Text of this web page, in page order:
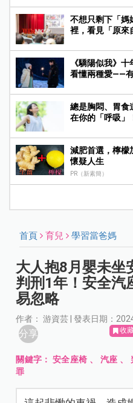
不想只剩下「媽
裡，看見「原來
《驕陽似我》
看懂兩種愛——有
總是胸悶、胃食
在你的「呼吸」
減肥首選，檸檬
懷疑人生
PR（新素簡）
首頁 育兒 學習當爸媽
大人抱8月嬰未坐
判刑1年！安全汽
易忽略
作者： 游資芸 | 發表日期：
分享 收
關鍵字：安全座椅 、 汽座 、
罪